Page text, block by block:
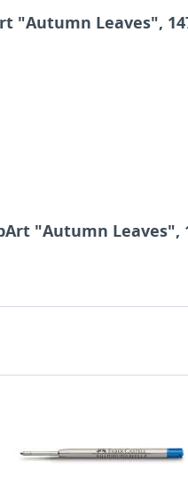
"Autumn Leaves",
"Autumn Leaves",